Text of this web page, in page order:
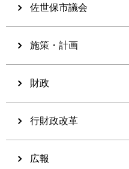
佐世保市議会
施策・計画
財政
行財政改革
広報